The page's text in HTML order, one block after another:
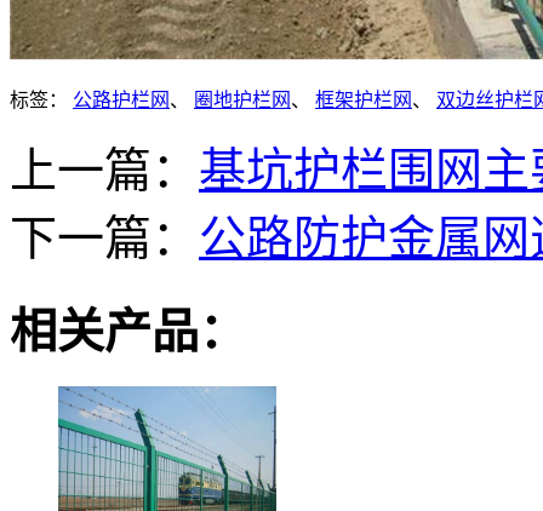
标签： 公路护栏网 、 圈地护栏网 、 框架护栏网 、 双边丝护栏
上一篇： 基坑护栏围网
下一篇： 公路防护金属
相关产品：